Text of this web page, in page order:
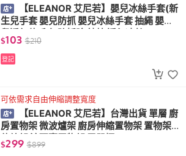
【ELEANOR 艾尼若】嬰兒冰絲手套(新
生兒手套 嬰兒防抓 嬰兒冰絲手套 抽繩 嬰幼
兒透氣款手套 防抓臉 純棉 透氣冰絲)
$103 $210
登記
可依需求自由伸縮調整寬度
【ELEANOR 艾尼若】台灣出貨 單層 廚
房置物架 微波爐架 廚房伸縮置物架 置物架
伸縮架 流理臺置物架 電器櫃
$299 $899